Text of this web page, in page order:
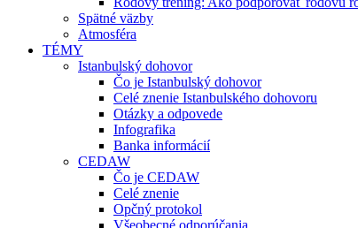
Spätné väzby
Atmosféra
TÉMY
Istanbulský dohovor
Čo je Istanbulský dohovor
Celé znenie Istanbulského dohovoru
Otázky a odpovede
Infografika
Banka informácií
CEDAW
Čo je CEDAW
Celé znenie
Opčný protokol
Všeobecné odporúčania